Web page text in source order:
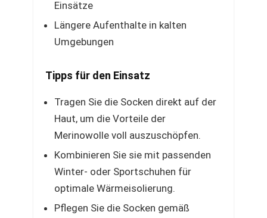
Einsätze
Längere Aufenthalte in kalten
Umgebungen
Tipps für den Einsatz
Tragen Sie die Socken direkt auf der
Haut, um die Vorteile der
Merinowolle voll auszuschöpfen.
Kombinieren Sie sie mit passenden
Winter- oder Sportschuhen für
optimale Wärmeisolierung.
Pflegen Sie die Socken gemäß